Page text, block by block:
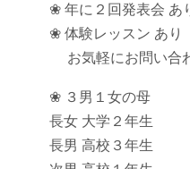
❀ 年に２回発表会 あ
❀ 体験レッスン あり
お気軽にお問い合
❀ ３男１女の母
長女 大学２年生
長男 高校３年生